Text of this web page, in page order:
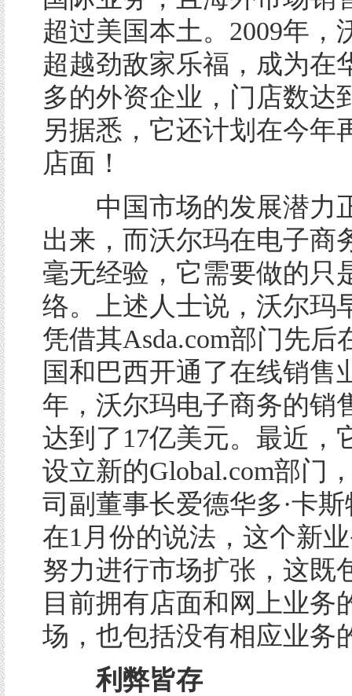
超过美国本土。2009年，
超越劲敌家乐福，成为在
多的外资企业，门店数达
另据悉，它还计划在今年
店面！
中国市场的发展潜力
出来，而沃尔玛在电子商
毫无经验，它需要做的只
络。上述人士说，沃尔玛
凭借其Asda.com部门先后
国和巴西开通了在线销售
年，沃尔玛电子商务的销
达到了17亿美元。最近，
设立新的Global.com部门
司副董事长爱德华多·卡斯
在1月份的说法，这个新
努力进行市场扩张，这既
目前拥有店面和网上业务
场，也包括没有相应业务
利弊皆存